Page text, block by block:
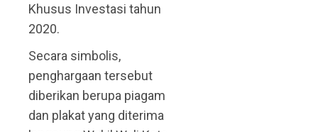
Khusus Investasi tahun
2020.
Secara simbolis,
penghargaan tersebut
diberikan berupa piagam
dan plakat yang diterima